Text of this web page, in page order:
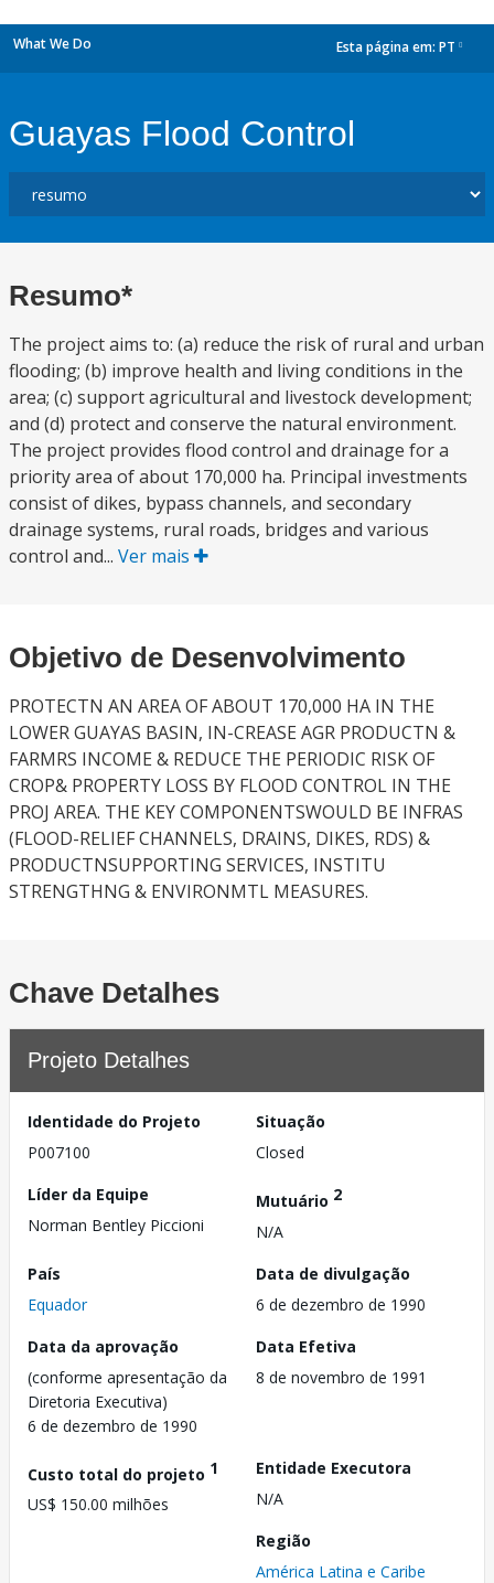
What We Do Esta página em: PT
Guayas Flood Control
Resumo*
The project aims to: (a) reduce the risk of rural and urban
flooding; (b) improve health and living conditions in the
area; (c) support agricultural and livestock development;
and (d) protect and conserve the natural environment.
The project provides flood control and drainage for a
priority area of about 170,000 ha. Principal investments
consist of dikes, bypass channels, and secondary
drainage systems, rural roads, bridges and various
control and... Ver mais
Objetivo de Desenvolvimento
PROTECTN AN AREA OF ABOUT 170,000 HA IN THE
LOWER GUAYAS BASIN, IN-CREASE AGR PRODUCTN &
FARMRS INCOME & REDUCE THE PERIODIC RISK OF
CROP& PROPERTY LOSS BY FLOOD CONTROL IN THE
PROJ AREA. THE KEY COMPONENTSWOULD BE INFRAS
(FLOOD-RELIEF CHANNELS, DRAINS, DIKES, RDS) &
PRODUCTNSUPPORTING SERVICES, INSTITU
STRENGTHNG & ENVIRONMTL MEASURES.
Chave Detalhes
Projeto Detalhes
Identidade do Projeto
P007100
Situação
Closed
Líder da Equipe
Norman Bentley Piccioni
Mutuário 2
N/A
País
Equador
Data de divulgação
6 de dezembro de 1990
Data da aprovação
(conforme apresentação da
Diretoria Executiva)
6 de dezembro de 1990
Data Efetiva
8 de novembro de 1991
Custo total do projeto 1
US$ 150.00 milhões
Entidade Executora
N/A
Região
América Latina e Caribe